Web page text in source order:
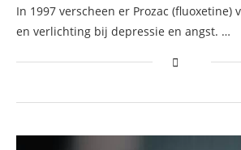
In 1997 verscheen er Prozac (fluoxetine)
en verlichting bij depressie en angst. …